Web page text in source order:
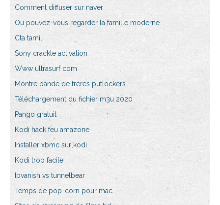
Comment diffuser sur naver
Où pouvez-vous regarder la famille moderne
Cta tamil
Sony crackle activation
Www ultrasurf com
Montre bande de frères putlockers
Téléchargement du fichier m3u 2020
Pango gratuit
Kodi hack feu amazone
Installer xbmc sur kodi
Kodi trop facile
Ipvanish vs tunnelbear
Temps de pop-corn pour mac